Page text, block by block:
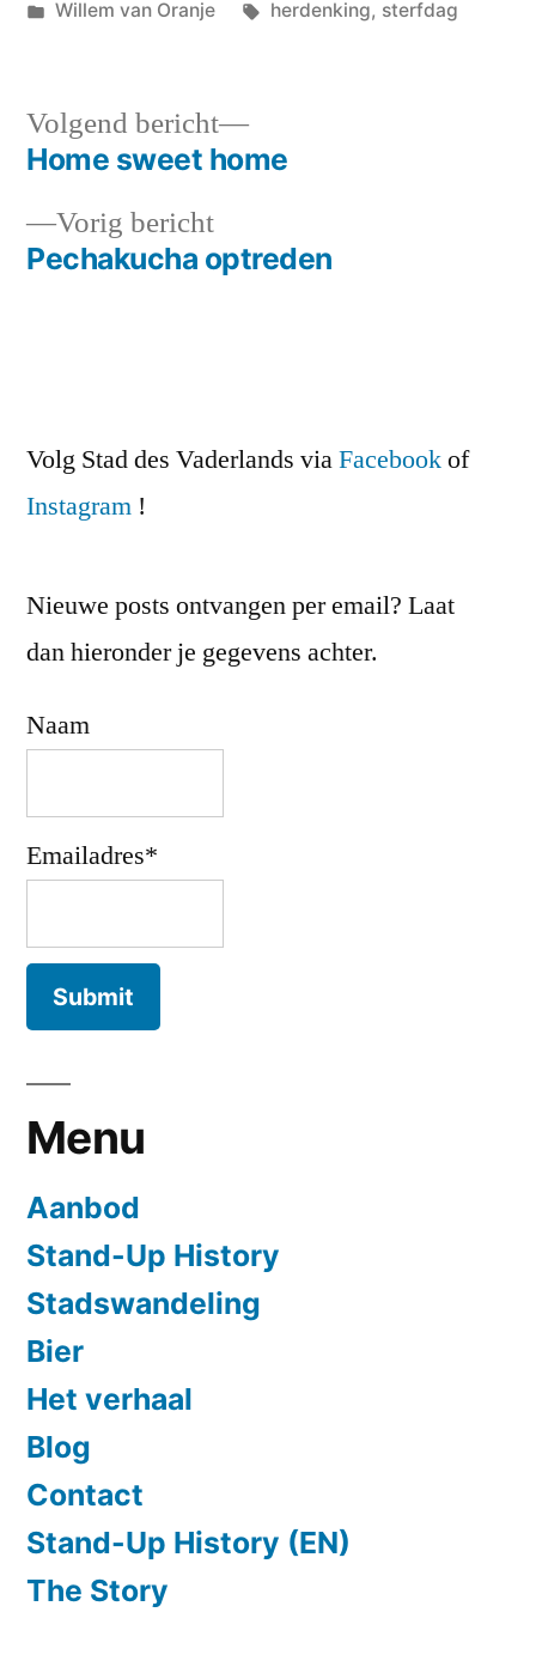
door
Geplaatst
Willem van Oranje Tags:
herdenking, sterfdag
Bericht
navigatie
Vorig berichtVorig
bericht:
Pechakucha optreden
Volgend bericht
Volgend
bericht:
Home sweet home
Volg Stad des Vaderlands viaFacebookof
Instagram !
Nieuwe posts ontvangen per email? Laat
dan hieronder je gegevens achter.
Naam
Emailadres*
Menu
Aanbod
Stand-Up History
Stadswandeling
Bier
Het verhaal
Blog
Contact
Stand-Up History (EN)
The Story